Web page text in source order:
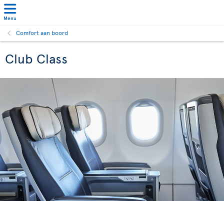
Menu
Comfort aan boord
Club Class